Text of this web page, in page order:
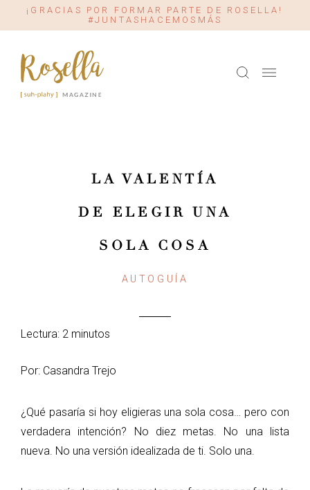
¡GRACIAS POR FORMAR PARTE DE ROSELLA!
#JUNTASHACEMOSMÁS
LA VALENTÍA
DE ELEGIR UNA
SOLA COSA
AUTOGUÍA
Lectura: 2 minutos
Por: Casandra Trejo
¿Qué pasaría si hoy eligieras una sola cosa… pero con
verdadera intención? No diez metas. No una lista
nueva. No una versión idealizada de ti. Solo una.